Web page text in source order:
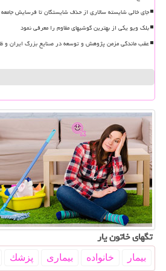
جای خالی شایسته سالاری از حذف شایستگان تا فرسایش جامعه
بلک ویو یکی از بهترین گوشیهای مقاوم را معرفی نمود
عقب ماندگی مزمن پژوهش و توسعه در صنایع بزرگ ایران و
تگهای خاتون یار
بیمار خانواده بیماری پزشك